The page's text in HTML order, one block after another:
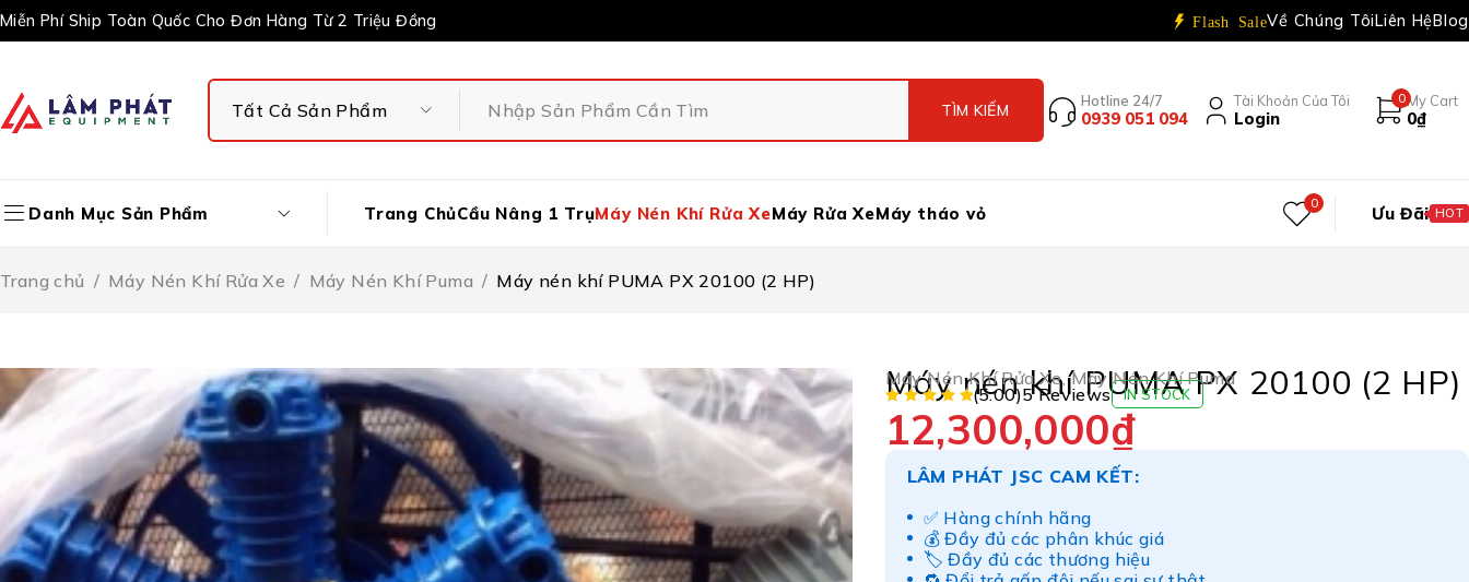
Miễn Phí Ship Toàn Quốc Cho Đơn Hàng Từ 2 Triệu Đồng Flash SaleVề Chúng TôiLiên HệBlog
Hotline 24/7
0939 051 094
Tài Khoản Của Tôi
Login
0 My Cart
0₫
Danh Mục Sản Phẩm Trang ChủCầu Nâng 1 TrụMáy Nén Khí Rửa XeMáy Rửa XeMáy tháo vỏ 0 Ưu Đãi HOT
Trang chủ / Máy Nén Khí Rửa Xe / Máy Nén Khí Puma / Máy nén khí PUMA PX 20100 (2 HP)
Máy Nén Khí Rửa Xe,Máy Nén Khí Puma
Máy nén khí PUMA PX 20100 (2 HP)
(5.00)5 Reviews IN STOCK
12,300,000₫
LÂM PHÁT JSC CAM KẾT:
✅ Hàng chính hãng
💰 Đầy đủ các phân khúc giá
🏷️ Đầy đủ các thương hiệu